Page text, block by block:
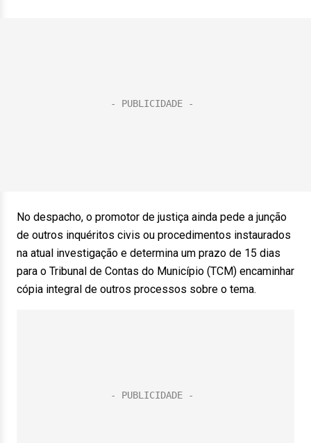
No despacho, o promotor de justiça ainda pede a junção
de outros inquéritos civis ou procedimentos instaurados
na atual investigação e determina um prazo de 15 dias
para o Tribunal de Contas do Município (TCM) encaminhar
cópia integral de outros processos sobre o tema.